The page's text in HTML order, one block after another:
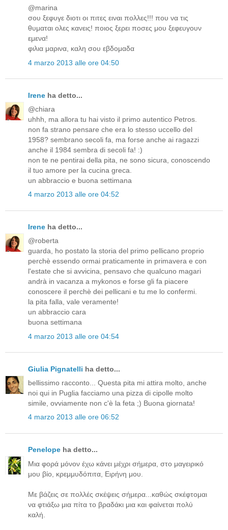
@marina
σου ξεφυγε διοτι οι πιτες ειναι πολλες!!! που να τις
θυμαται ολες κανεις! ποιος ξερει ποσες μου ξεφευγουν
εμενα!
φιλια μαρινα, καλη σου εβδομαδα
4 marzo 2013 alle ore 04:50
Irene ha detto...
@chiara
uhhh, ma allora tu hai visto il primo autentico Petros.
non fa strano pensare che era lo stesso uccello del
1958? sembrano secoli fa, ma forse anche ai ragazzi
anche il 1984 sembra di secoli fa! :)
non te ne pentirai della pita, ne sono sicura, conoscendo
il tuo amore per la cucina greca.
un abbraccio e buona settimana
4 marzo 2013 alle ore 04:52
Irene ha detto...
@roberta
guarda, ho postato la storia del primo pellicano proprio
perchè essendo ormai praticamente in primavera e con
l'estate che si avvicina, pensavo che qualcuno magari
andrà in vacanza a mykonos e forse gli fa piacere
conoscere il perchè dei pellicani e tu me lo confermi.
la pita falla, vale veramente!
un abbraccio cara
buona settimana
4 marzo 2013 alle ore 04:54
Giulia Pignatelli ha detto...
bellissimo racconto... Questa pita mi attira molto, anche
noi qui in Puglia facciamo una pizza di cipolle molto
simile, ovviamente non c'è la feta ;) Buona giornata!
4 marzo 2013 alle ore 06:52
Penelope ha detto...
Μια φορά μόνον έχω κάνει μέχρι σήμερα, στο μαγειρικό
μου βίο, κρεμμυδόπιτα, Ειρήνη μου.
Με βάζεις σε πολλές σκέψεις σήμερα...καθώς σκέφτομαι
να φτιάξω μια πίτα το βραδάκι μια και φαίνεται πολύ
καλή.